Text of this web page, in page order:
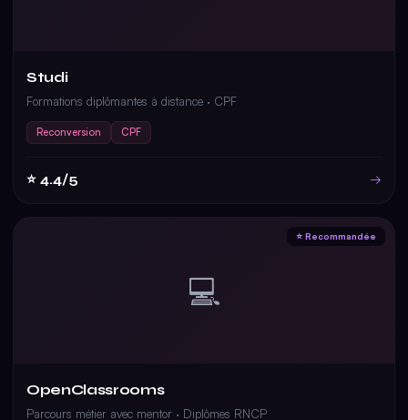
Studi
Formations diplômantes à distance · CPF
Reconversion CPF
⭐ 4.4/5 →
⭐ Recommandée
💻
OpenClassrooms
Parcours métier avec mentor · Diplômes RNCP